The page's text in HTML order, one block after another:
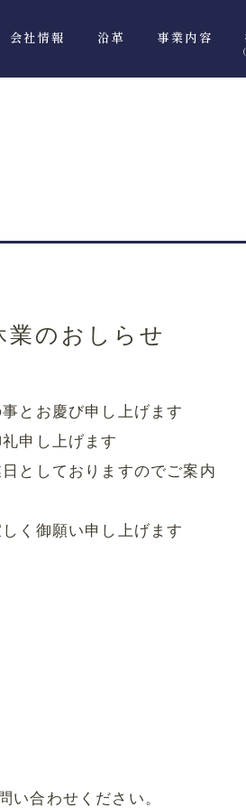
会社情報 沿革 事業内容
業のおしらせ
とお慶び申し上げます
申し上げます
としておりますのでご案内
く御願い申し上げます
い合わせください。